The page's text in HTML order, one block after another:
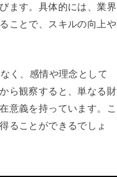
ます。具体的には、業界
ことで、スキルの向上や
く、感情や理念として
ら観察すると、単なる財
意義を持っています。こ
ることができるでしょ